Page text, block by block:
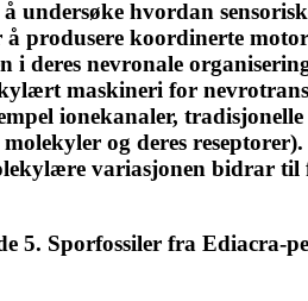
undersøke hvordan
produsere koordinerte
i deres nevronale
maskineri for
ionekanaler,
og deres
variasjonen bidrar til
5. Sporfossiler fra Ediacra-